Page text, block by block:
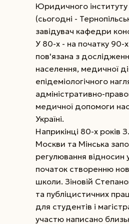
Юридичного інституту
(сьогодні -
завідувач кафедри
У 80-х - на початку 90-
пов'язана з
населення, медичної
епідеміологічного
адміністративно-
медичної допомоги
Україні.
Наприкінці 80-х років
Москви та Мінська
регулювання
початок створенню
школи. Зіновій
та публіцистичних
для студентів і
участю написано